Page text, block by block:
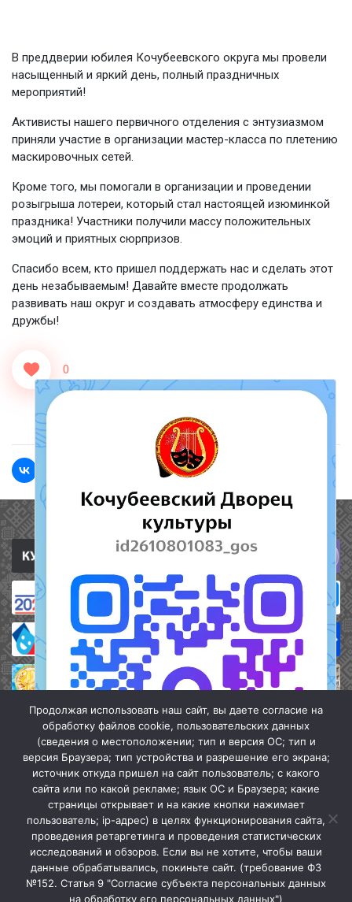
Мы в МАХ
В преддверии юбилея Кочубеевского округа мы провели
насыщенный и яркий день, полный праздничных
мероприятий!
Активисты нашего первичного отделения с энтузиазмом
приняли участие в организации мастер-класса по плетению
маскировочных сетей.
Кроме того, мы помогали в организации и проведении
розыгрыша лотереи, который стал настоящей изюминкой
праздника! Участники получили массу положительных
эмоций и приятных сюрпризов.
Спасибо всем, кто пришел поддержать нас и сделать этот
день незабываемым! Давайте вместе продолжать
развивать наш округ и создавать атмосферу единства и
дружбы!
0
Полезные ссылки
«Кочубеевская централизованная клубная система» © 2026
Продолжая использовать наш сайт, вы даете согласие на
обработку файлов cookie, пользовательских данных
(сведения о местоположении; тип и версия ОС; тип и
версия Браузера; тип устройства и разрешение его экрана;
источник откуда пришел на сайт пользователь; с какого
сайта или по какой рекламе; язык ОС и Браузера; какие
страницы открывает и на какие кнопки нажимает
пользователь; ip-адрес) в целях функционирования сайта,
проведения ретаргетинга и проведения статистических
исследований и обзоров. Если вы не хотите, чтобы ваши
данные обрабатывались, покиньте сайт. (требование ФЗ
№152. Статья 9 "Согласие субъекта персональных данных
на обработку его персональных данных")